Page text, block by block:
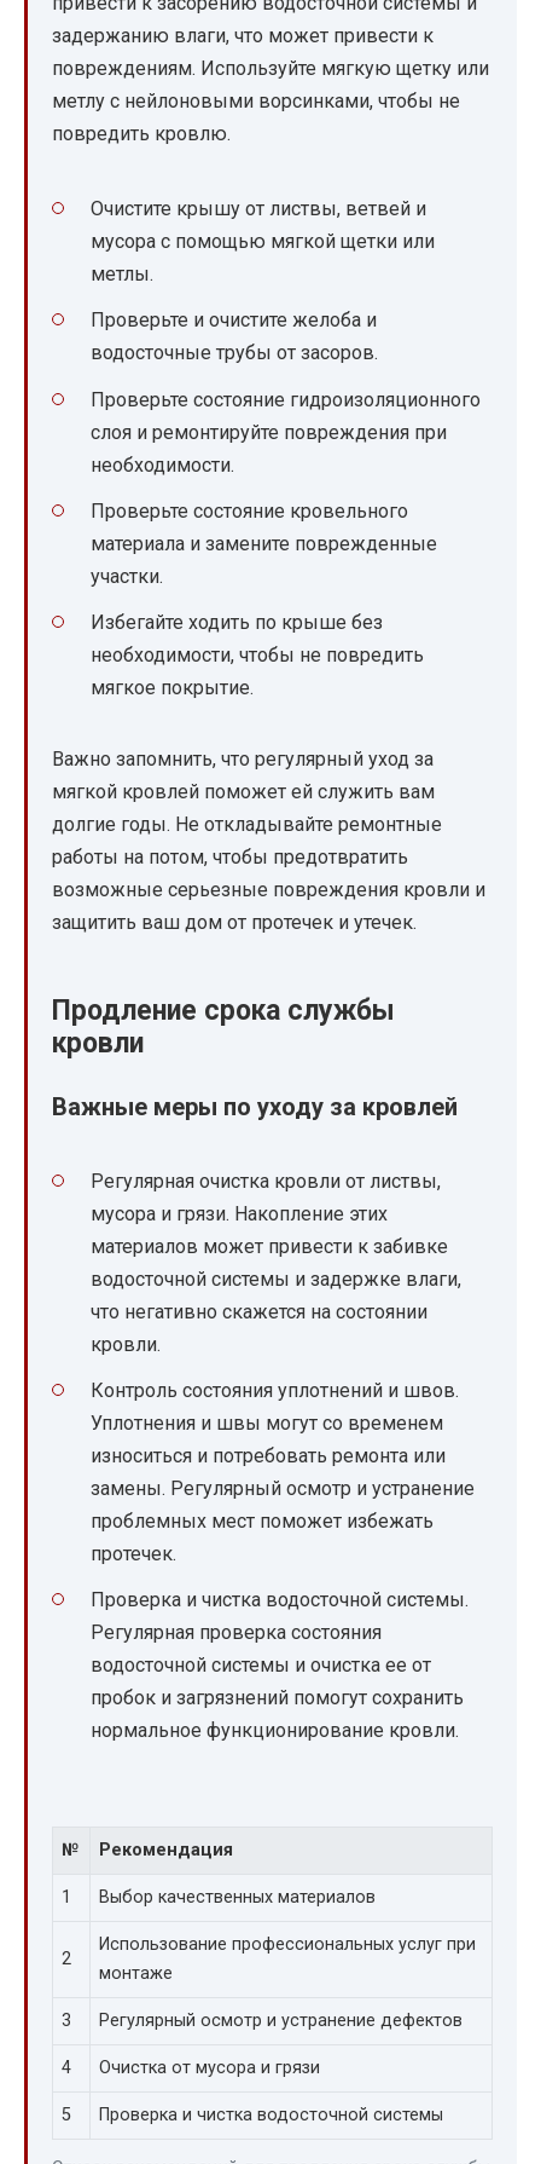
задержанию влаги, что может привести к
повреждениям. Используйте мягкую щетку или
метлу с нейлоновыми ворсинками, чтобы не
повредить кровлю.
Очистите крышу от листвы, ветвей и
мусора с помощью мягкой щетки или
метлы.
Проверьте и очистите желоба и
водосточные трубы от засоров.
Проверьте состояние гидроизоляционного
слоя и ремонтируйте повреждения при
необходимости.
Проверьте состояние кровельного
материала и замените поврежденные
участки.
Избегайте ходить по крыше без
необходимости, чтобы не повредить
мягкое покрытие.
Важно запомнить, что регулярный уход за
мягкой кровлей поможет ей служить вам
долгие годы. Не откладывайте ремонтные
работы на потом, чтобы предотвратить
возможные серьезные повреждения кровли и
защитить ваш дом от протечек и утечек.
Продление срока службы
кровли
Важные меры по уходу за кровлей
Регулярная очистка кровли от листвы,
мусора и грязи. Накопление этих
материалов может привести к забивке
водосточной системы и задержке влаги,
что негативно скажется на состоянии
кровли.
Контроль состояния уплотнений и швов.
Уплотнения и швы могут со временем
износиться и потребовать ремонта или
замены. Регулярный осмотр и устранение
проблемных мест поможет избежать
протечек.
Проверка и чистка водосточной системы.
Регулярная проверка состояния
водосточной системы и очистка ее от
пробок и загрязнений помогут сохранить
нормальное функционирование кровли.
№ Рекомендация
1 Выбор качественных материалов
2
Использование профессиональных услуг при
монтаже
3 Регулярный осмотр и устранение дефектов
4 Очистка от мусора и грязи
5 Проверка и чистка водосточной системы